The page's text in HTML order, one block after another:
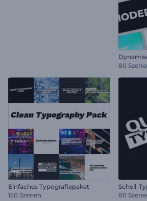
80
Einfaches Typografiepaket
150 Szenen
Schell-
80